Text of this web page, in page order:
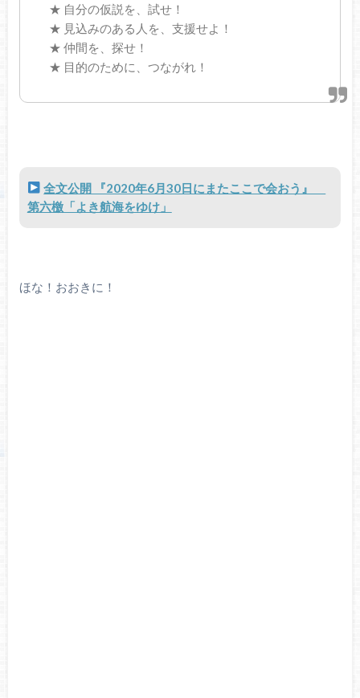
★ 自分の仮説を、試せ！
★ 見込みのある人を、支援せよ！
★ 仲間を、探せ！
★ 目的のために、つながれ！
全文公開 『2020年6月30日にまたここで会おう』
第六檄「よき航海をゆけ」
ほな！おおきに！